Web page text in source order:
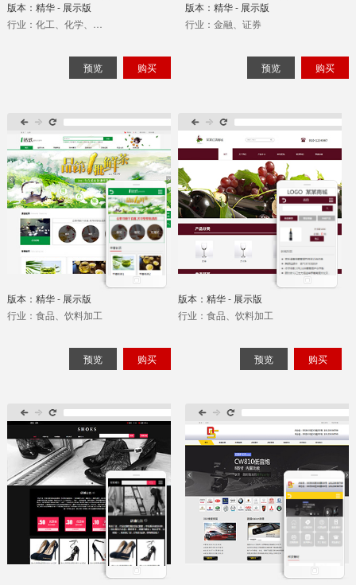
版本：精华 - 展示版
预览 购买
版本：精华 - 展示版
行业：金融、证券
预览 购买
版本：精华 - 展示版
行业：食品、饮料加工
预览 购买
版本：精华 - 展示版
行业：食品、饮料加工
预览 购买